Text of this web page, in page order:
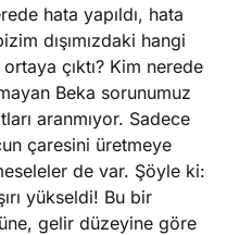
hata yapıldı, hata
dışımızdaki hangi
çıktı? Kim nerede
Beka sorunumuz
aranmıyor. Sadece
çaresini üretmeye
de var. Şöyle ki:
yükseldi! Bu bir
gelir düzeyine göre